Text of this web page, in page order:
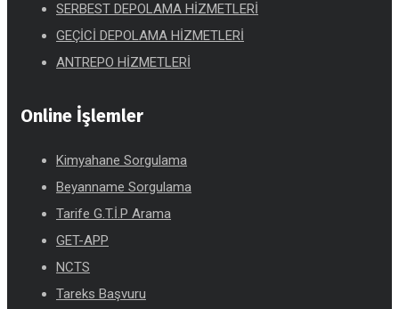
SERBEST DEPOLAMA HİZMETLERİ
GEÇİCİ DEPOLAMA HİZMETLERİ
ANTREPO HİZMETLERİ
Online İşlemler
Kimyahane Sorgulama
Beyanname Sorgulama
Tarife G.T.İ.P Arama
GET-APP
NCTS
Tareks Başvuru